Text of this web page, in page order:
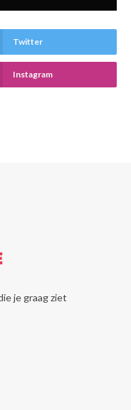
Twitter
Instagram
je graag ziet